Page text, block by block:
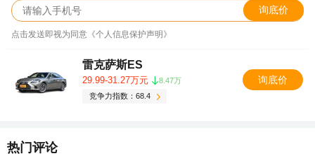
询底价
点击发送即视为同意《个人信息保护声明》
雷克萨斯ES
29.99-31.27万元
8.47万
竞争力指数：68.4
询底价
热门评论